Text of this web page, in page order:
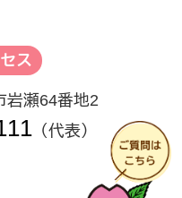
ス
岩瀬64番地2
（代表）